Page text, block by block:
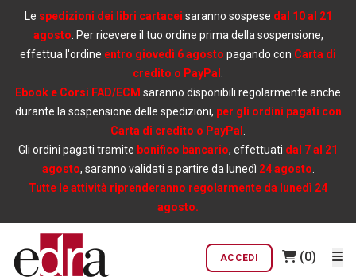
Le spedizioni dei libri cartacei saranno sospese dal 10 al 21
agosto . Per ricevere il tuo ordine prima della sospensione,
effettua l'ordine entro giovedì 6 agosto pagando con Carta di
credito o PayPal
Ebook e Corsi FAD/ECM saranno disponibili regolarmente anche
durante la sospensione delle spedizioni, per gli ordini pagati con
Carta di credito o PayPal
Gli ordini pagati tramite bonifico bancario, effettuati dal 7 al 21
agosto, saranno validati a partire da lunedì 24 agosto
Tutte le attività riprenderanno regolarmente da lunedì 24
agosto.
ACCEDI (0)